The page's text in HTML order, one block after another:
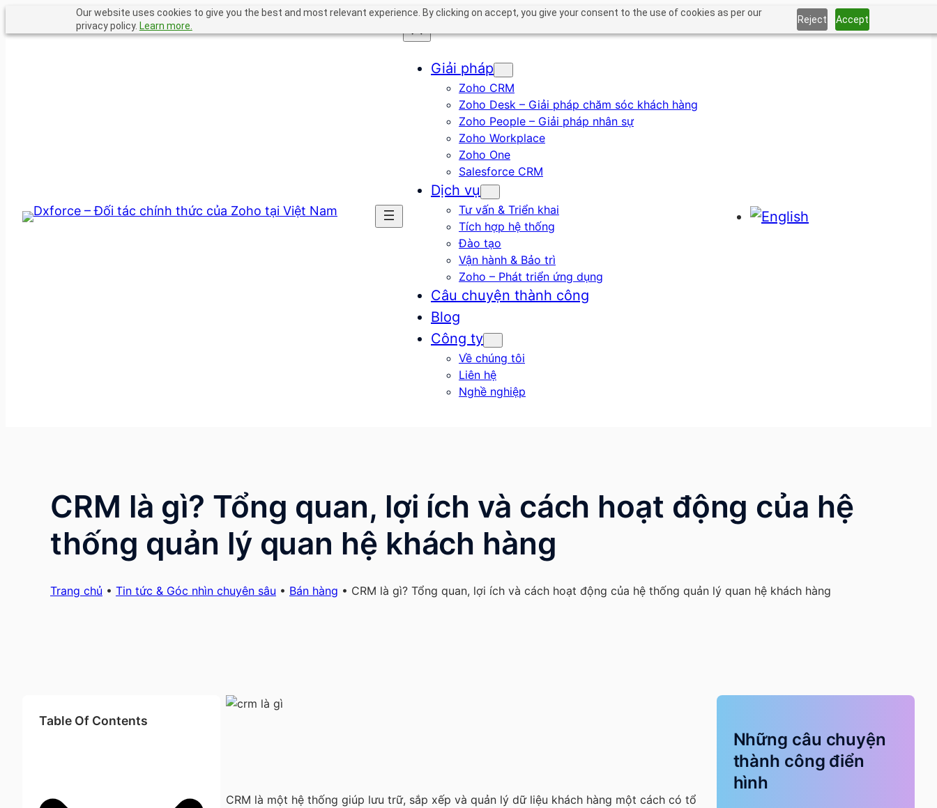
Our website uses cookies to give you the best and most relevant experience. By clicking on accept, you give your consent to the use of cookies as per our
privacy policy. Learn more.
Reject Accept
đến
Giải pháp
Zoho CRM
Zoho Desk – Giải pháp chăm sóc khách hàng
Zoho People – Giải pháp nhân sự
Zoho Workplace
Zoho One
Salesforce CRM
Dịch vụ
Tư vấn & Triển khai
Tích hợp hệ thống
Đào tạo
Vận hành & Bảo trì
Zoho – Phát triển ứng dụng
Câu chuyện thành công
Blog
Công ty
Về chúng tôi
Liên hệ
Nghề nghiệp
CRM là gì? Tổng quan, lợi ích và cách hoạt động của hệ
thống quản lý quan hệ khách hàng
Trang chủ • Tin tức & Góc nhìn chuyên sâu • Bán hàng • CRM là gì? Tổng quan, lợi ích và cách hoạt động của hệ thống quản lý quan hệ khách hàng
Table Of Contents
CRM là một hệ thống giúp lưu trữ, sắp xếp và quản lý dữ liệu khách hàng một cách có tổ
Những câu chuyện
thành công điển
hình